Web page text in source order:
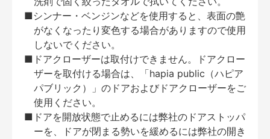
■シンナー・ベンジンなどを使用すると、表面の艶
がなくなったり変色する場合がありますので使用
しないでください。
■ドアクローザーは取付けできません。ドアクロー
ザーを取付ける場合は、「hapia public（ハピア
パブリック）」のドアおよびドアクローザーをご
使用ください。
■ドアを開放状態で止めるには弊社のドアストッパ
ーを、ドアが閉まる勢いを緩めるには弊社の開き